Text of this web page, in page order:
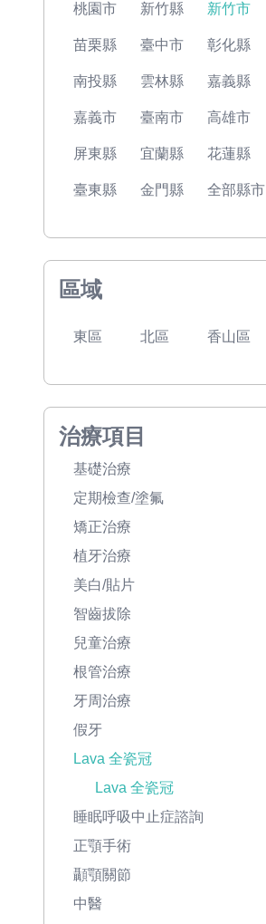
桃園市 新竹縣 新竹市
苗栗縣 臺中市 彰化縣
南投縣 雲林縣 嘉義縣
嘉義市 臺南市 高雄市
屏東縣 宜蘭縣 花蓮縣
臺東縣 金門縣 全部縣市
區域
東區 北區 香山區
治療項目
基礎治療
定期檢查/塗氟
矯正治療
植牙治療
美白/貼片
智齒拔除
兒童治療
根管治療
牙周治療
假牙
Lava 全瓷冠
Lava 全瓷冠
睡眠呼吸中止症諮詢
正顎手術
顳顎關節
中醫